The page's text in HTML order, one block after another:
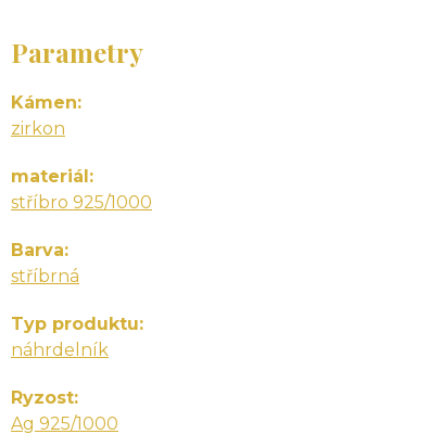
Parametry
Kámen
zirkon
materiál
stříbro 925/1000
Barva
stříbrná
Typ produktu
náhrdelník
Ryzost
Ag 925/1000